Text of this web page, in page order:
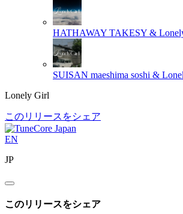
HATHAWAY TAKESY &
SUISAN maeshima soshi &
Lonely Girl
このリリースをシェア
EN
JP
このリリースをシェア